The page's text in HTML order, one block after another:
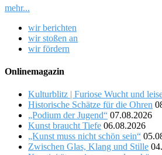
mehr...
wir berichten
wir stoßen an
wir fördern
Onlinemagazin
Kulturblitz | Furiose Wucht und
Historische Schätze für die Ohren
„Podium der Jugend“ 07.08.2026
Kunst braucht Tiefe 06.08.2026
„Kunst muss nicht schön sein“
Zwischen Glas, Klang und Stille